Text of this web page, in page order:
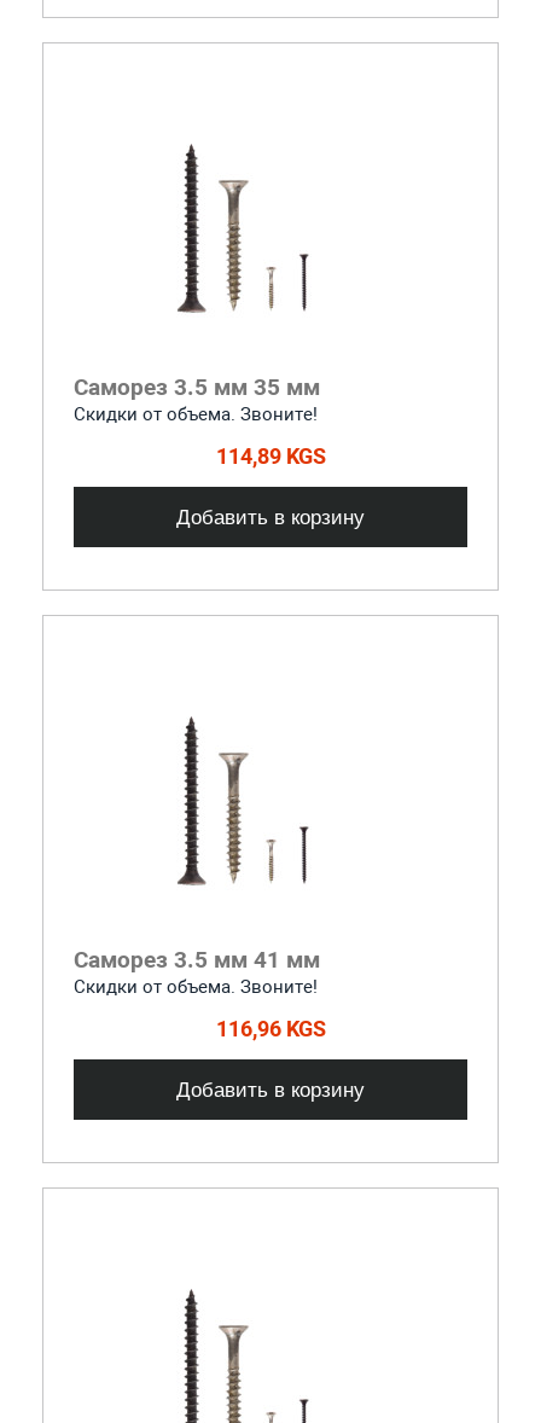
Саморез 3.5 мм 35 мм
Скидки от объема. Звоните!
114,89 KGS
Добавить в корзину
Саморез 3.5 мм 41 мм
Скидки от объема. Звоните!
116,96 KGS
Добавить в корзину